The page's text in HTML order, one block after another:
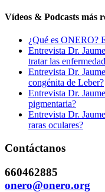
Vídeos & Podcasts más
¿Qué es ONERO?
Entrevista Dr.
tratar las
Entrevista Dr.
congénita de Leber?
Entrevista Dr.
pigmentaria?
Entrevista Dr.
raras oculares?
Contáctanos
660462885
onero@onero.org